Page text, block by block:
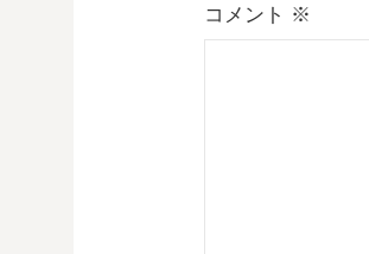
ー
コメント ※